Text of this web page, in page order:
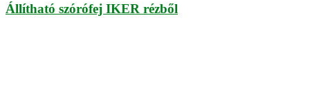
Állítható szórófej IKER rézből